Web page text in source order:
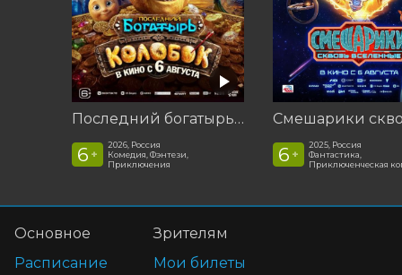
Последний богатырь. Колобок
6 +
2026, Россия
Комедия, Фэнтези,
Приключения
6 +
2025, Россия
Фантастика,
Приключенческая
Основное
Расписание
Зрителям
Мои билеты